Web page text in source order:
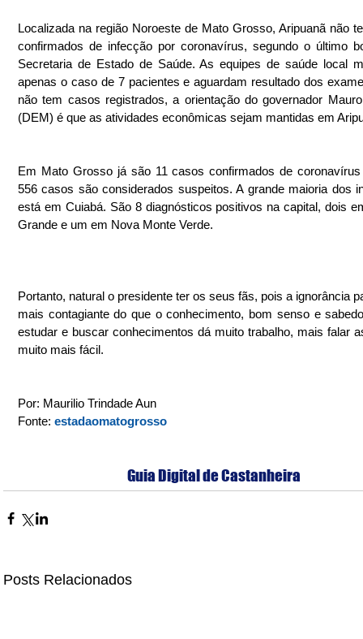
Localizada na região Noroeste de Mato Grosso, Aripuanã não
confirmados de infecção por coronavírus, segundo o último
Secretaria de Estado de Saúde. As equipes de saúde local
apenas o caso de 7 pacientes e aguardam resultado dos
não tem casos registrados, a orientação do governador
(DEM) é que as atividades econômicas sejam mantidas em
Em Mato Grosso já são 11 casos confirmados de
556 casos são considerados suspeitos. A grande maioria dos
está em Cuiabá. São 8 diagnósticos positivos na capital, dois
Grande e um em Nova Monte Verde.
Portanto, natural o presidente ter os seus fãs, pois a ignorância
mais contagiante do que o conhecimento, bom senso e
estudar e buscar conhecimentos dá muito trabalho, mais falar
muito mais fácil.
Por: Maurilio Trindade Aun
Fonte: estadaomatogrosso
Guia Digital de Castanheira
Posts Relacionados